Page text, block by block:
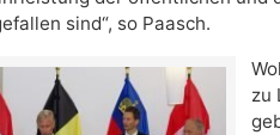
sind“, so Paasch.
zu